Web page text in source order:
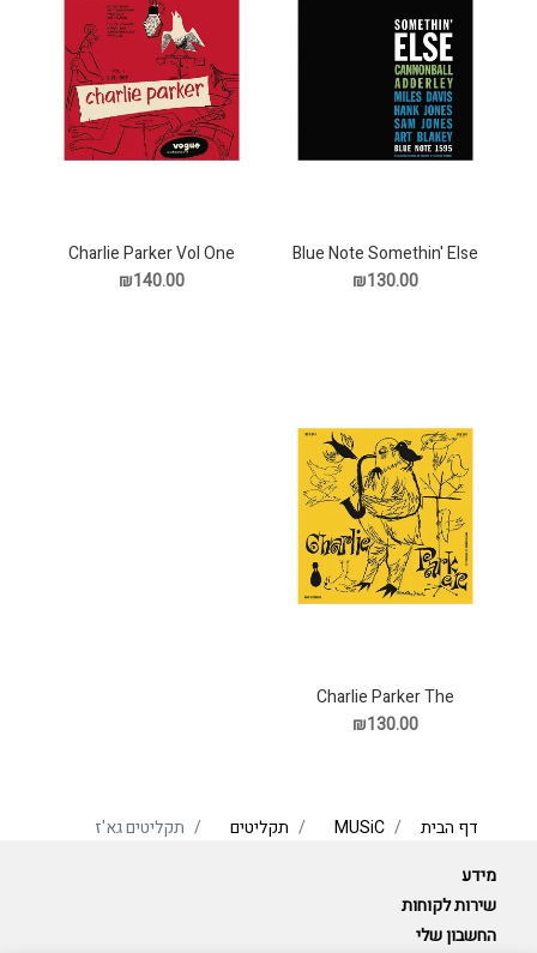
Blue Note Somethin' Else
Classic תקליט
₪130.00
Charlie Parker Vol One
תקליט
₪140.00
Charlie Parker The
Magnificen תקליט
₪130.00
דף הבית MUSiC תקליטים
תקליטים גא'ז
מידע
שירות לקוחות
החשבון שלי